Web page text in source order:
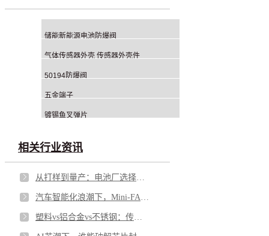
储能新能源电池防爆阀
气体传感器外壳 传感器外壳件
50194防爆阀
五金端子
镀锡鱼叉弹片
相关行业资讯